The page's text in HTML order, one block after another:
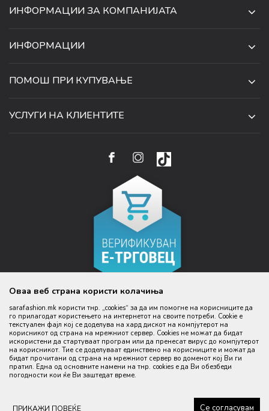
ИНФОРМАЦИИ ЗА КОМПАНИЈАТА
СКОПЈЕ, МАКЕДОНИЈА
070 231 608
NLB BANKA 210053355310145
ИДЕНТИФИКАЦИСКИ БРОЈ:
КОД НА АКТИВНОСТ
47.51
ИНФОРМАЦИИ
СОРАБОТКИ
ПОМОШ ПРИ КУПУВАЊЕ
УСЛУГИ НА КЛИЕНТИТЕ
ПРАВО НА ПОВЛЕКУВАЊЕ И ЗАМЕНА НА ПРОИЗВОД
РЕФУНДАЦИЈА НА СРЕДСТВА
Настојуваме да бидеме што попрецизни во описот на производите,
прикажување на слики и цени, но не можеме да гарантираме дека сите
информации се комплетни и без грешка. Сите производи се дел од
нашата понуда, но не се подразбира дека мора да се достапни во
секој момент.
Оваа веб страна користи колачиња
sarafashion.mk користи тнр. „cookies“ за да им помогне на корисниците да
го прилагодат користењето на интернетот на своите потреби. Cookie е
текстуален фајл кој се доделува на хард дискот на компјутерот на
корисникот од страна на мрежниот сервер. Cookies не можат да бидат
искористени да стартуваат програм или да пренесат вирус до компјутерот
на корисникот. Тие се доделуваат единствено на корисниците и можат да
бидат прочитани од страна на мрежниот сервер во доменот кој Ви ги
пратил. Една од основните намени на тнр. сookies е да Ви обезбеди
погодности кои ќе Ви заштедат време.
ПРИКАЖИ ПОВЕЌЕ Се согласувам